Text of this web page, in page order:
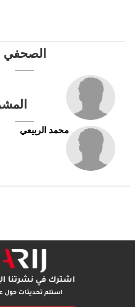
الصحفي
محمد الربيعي
اشترك في نشرتنا
استلم تحديثات حول